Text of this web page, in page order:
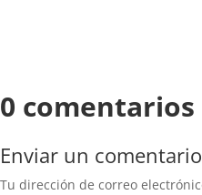
0 comentarios
Enviar un comentario
Tu dirección de correo